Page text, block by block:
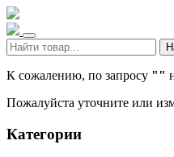
К сожалению, по запросу ""
Пожалуйста уточните или
Категории